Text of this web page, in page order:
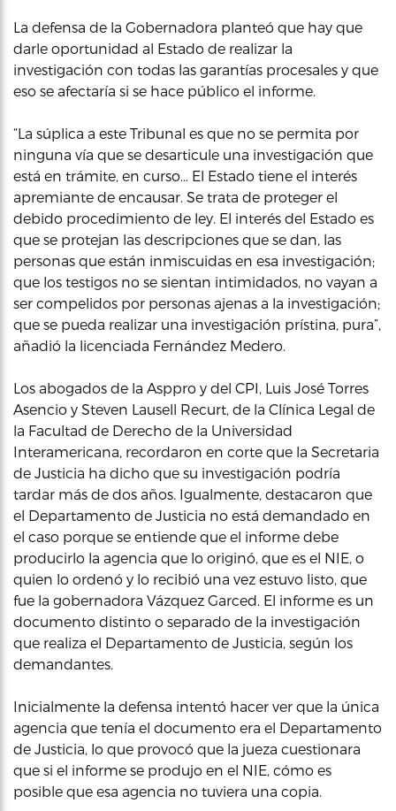
La defensa de la Gobernadora planteó que hay que
darle oportunidad al Estado de realizar la
investigación con todas las garantías procesales y que
eso se afectaría si se hace público el informe.
“La súplica a este Tribunal es que no se permita por
ninguna vía que se desarticule una investigación que
está en trámite, en curso… El Estado tiene el interés
apremiante de encausar. Se trata de proteger el
debido procedimiento de ley. El interés del Estado es
que se protejan las descripciones que se dan, las
personas que están inmiscuidas en esa investigación;
que los testigos no se sientan intimidados, no vayan a
ser compelidos por personas ajenas a la investigación;
que se pueda realizar una investigación prístina, pura”,
añadió la licenciada Fernández Medero.
Los abogados de la Asppro y del CPI, Luis José Torres
Asencio y Steven Lausell Recurt, de la Clínica Legal de
la Facultad de Derecho de la Universidad
Interamericana, recordaron en corte que la Secretaria
de Justicia ha dicho que su investigación podría
tardar más de dos años. Igualmente, destacaron que
el Departamento de Justicia no está demandado en
el caso porque se entiende que el informe debe
producirlo la agencia que lo originó, que es el NIE, o
quien lo ordenó y lo recibió una vez estuvo listo, que
fue la gobernadora Vázquez Garced. El informe es un
documento distinto o separado de la investigación
que realiza el Departamento de Justicia, según los
demandantes.
Inicialmente la defensa intentó hacer ver que la única
agencia que tenía el documento era el Departamento
de Justicia, lo que provocó que la jueza cuestionara
que si el informe se produjo en el NIE, cómo es
posible que esa agencia no tuviera una copia.